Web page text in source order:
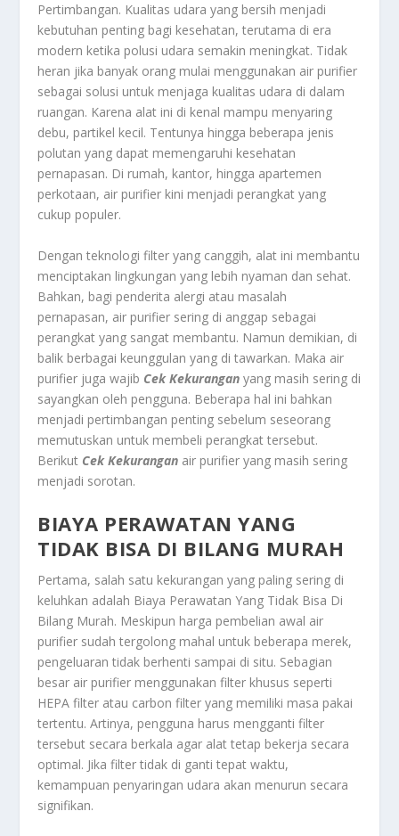
Pertimbangan. Kualitas udara yang bersih menjadi
kebutuhan penting bagi kesehatan, terutama di era
modern ketika polusi udara semakin meningkat. Tidak
heran jika banyak orang mulai menggunakan air purifier
sebagai solusi untuk menjaga kualitas udara di dalam
ruangan. Karena alat ini di kenal mampu menyaring
debu, partikel kecil. Tentunya hingga beberapa jenis
polutan yang dapat memengaruhi kesehatan
pernapasan. Di rumah, kantor, hingga apartemen
perkotaan, air purifier kini menjadi perangkat yang
cukup populer.
Dengan teknologi filter yang canggih, alat ini membantu
menciptakan lingkungan yang lebih nyaman dan sehat.
Bahkan, bagi penderita alergi atau masalah
pernapasan, air purifier sering di anggap sebagai
perangkat yang sangat membantu. Namun demikian, di
balik berbagai keunggulan yang di tawarkan. Maka air
purifier juga wajib Cek Kekurangan yang masih sering di
sayangkan oleh pengguna. Beberapa hal ini bahkan
menjadi pertimbangan penting sebelum seseorang
memutuskan untuk membeli perangkat tersebut.
Berikut Cek Kekurangan air purifier yang masih sering
menjadi sorotan.
BIAYA PERAWATAN YANG
TIDAK BISA DI BILANG MURAH
Pertama, salah satu kekurangan yang paling sering di
keluhkan adalah Biaya Perawatan Yang Tidak Bisa Di
Bilang Murah. Meskipun harga pembelian awal air
purifier sudah tergolong mahal untuk beberapa merek,
pengeluaran tidak berhenti sampai di situ. Sebagian
besar air purifier menggunakan filter khusus seperti
HEPA filter atau carbon filter yang memiliki masa pakai
tertentu. Artinya, pengguna harus mengganti filter
tersebut secara berkala agar alat tetap bekerja secara
optimal. Jika filter tidak di ganti tepat waktu,
kemampuan penyaringan udara akan menurun secara
signifikan.